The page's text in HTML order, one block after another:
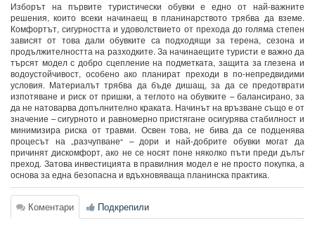
Изборът на първите туристически обувки е едно от най-важните
решения, които всеки начинаещ в планинарството трябва да вземе.
Комфортът, сигурността и удоволствието от прехода до голяма степен
зависят от това дали обувките са подходящи за терена, сезона и
продължителността на разходките. За начинаещите туристи е важно да
търсят модел с добро сцепление на подметката, защита за глезена и
водоустойчивост, особено ако планират преходи в по-непредвидими
условия. Материалът трябва да бъде дишащ, за да се предотврати
изпотяване и риск от пришки, а теглото на обувките – балансирано, за
да не натоварва допълнително краката. Начинът на връзване също е от
значение – сигурното и равномерно пристягане осигурява стабилност и
минимизира риска от травми. Освен това, не бива да се подценява
процесът на „разчупване“ – дори и най-добрите обувки могат да
причинят дискомфорт, ако не се носят поне няколко пъти преди дълъг
преход. Затова инвестицията в правилния модел е не просто покупка, а
основа за една безопасна и вдъхновяваща планинска практика.
Коментари Подкрепили